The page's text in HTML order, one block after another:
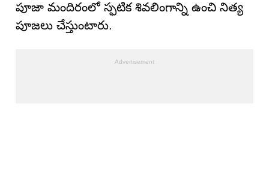
పూజా మందిరంలో స్ఫటిక శివలింగాన్ని ఉంచి నిత్య
పూజలు చేస్తుంటారు.